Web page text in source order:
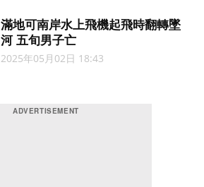
滿地可南岸水上飛機起飛時翻轉墜
河 五旬男子亡
2025年05月02日 18:43